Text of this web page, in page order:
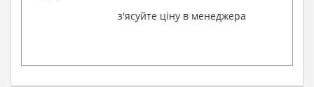
з'ясуйте ціну в менеджера